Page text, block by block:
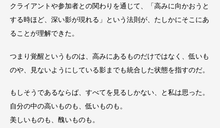
クライアントや参加者との関わりを通じて、「高みに向かおうと
する時ほど、深い影が現れる」という法則が、たしかにそこにあ
ることが理解できた。
つまり覚醒というものは、高みにあるものだけではなく、低いも
のや、見ないようにしている影までも統合した状態を指すのだ。
もしそうであるならば、すべてを見るしかない、と私は思った。
自分の中の高いものも、低いものも。
美しいものも、醜いものも。